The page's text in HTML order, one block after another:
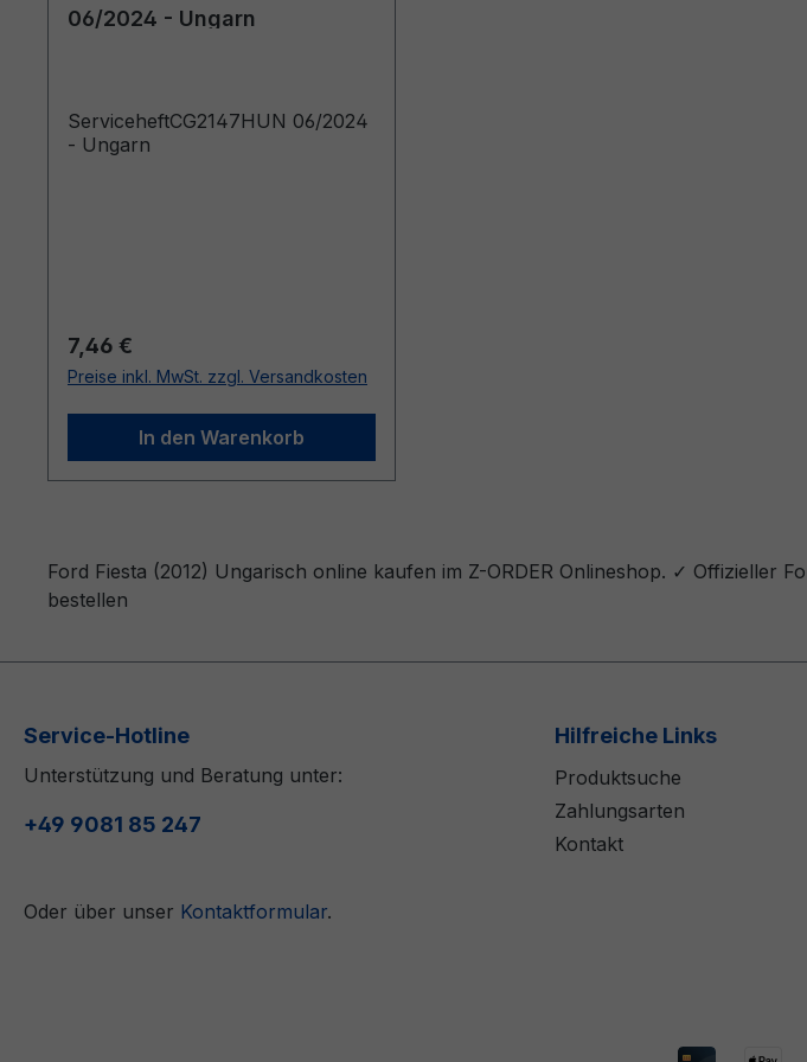
06/2024 - Ungarn
ServiceheftCG2147HUN 06/2024
- Ungarn
Regulärer Preis:
7,46 €
Preise inkl. MwSt. zzgl. Versandkosten
In den Warenkorb
Ford Fiesta (2012) Ungarisch online kaufen im Z-ORDER Onlineshop. ✓
bestellen
Service-Hotline
Unterstützung und Beratung unter:
+49 9081 85 247
Oder über unser Kontaktformular.
Hilfreiche Links
Produktsuche
Zahlungsarten
Kontakt